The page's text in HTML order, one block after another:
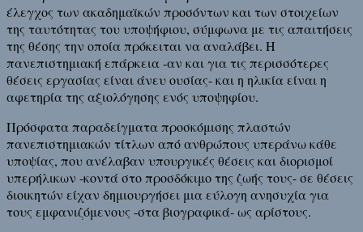
έλεγχος των ακαδημαϊκών προσόντων και των στοιχείων
της ταυτότητας του υποψήφιου, σύμφωνα με τις απαιτήσεις
της θέσης την οποία πρόκειται να αναλάβει. Η
πανεπιστημιακή επάρκεια -αν και για τις περισσότερες
θέσεις εργασίας είναι άνευ ουσίας- και η ηλικία είναι η
αφετηρία της αξιολόγησης ενός υποψηφίου.
Πρόσφατα παραδείγματα προσκόμισης πλαστών
πανεπιστημιακών τίτλων από ανθρώπους υπεράνω κάθε
υποψίας, που ανέλαβαν υπουργικές θέσεις και διορισμοί
υπερήλικων -κοντά στο προσδόκιμο της ζωής τους- σε θέσεις
διοικητών είχαν δημιουργήσει μια εύλογη ανησυχία για
τους εμφανιζόμενους -στα βιογραφικά- ως αρίστους.